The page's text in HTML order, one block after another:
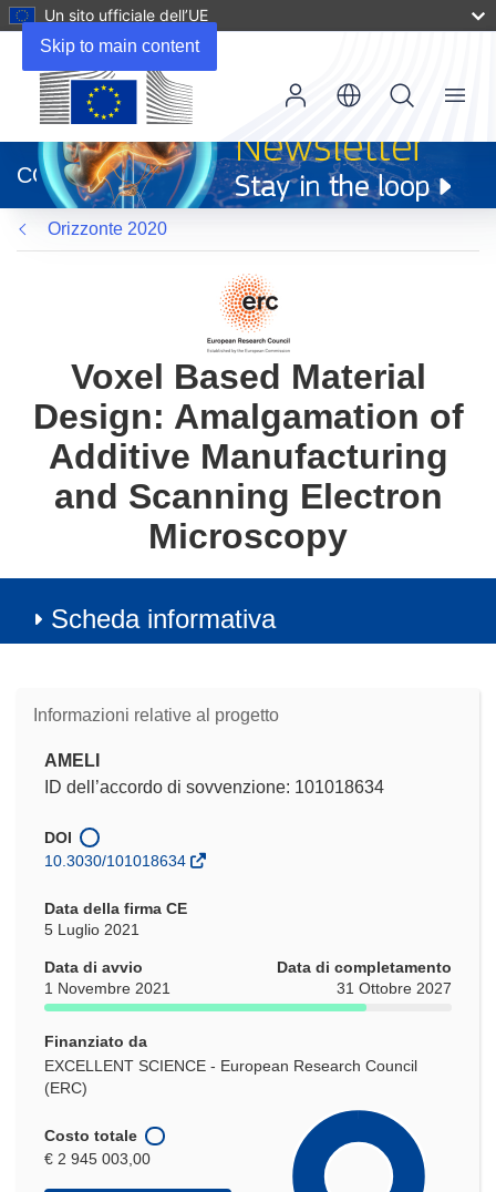
Skip to main content
Un sito ufficiale dell’UE
apre
in
una
nuova
finestra)
CORDIS
Menu
Orizzonte 2020
Voxel Based Material
Design: Amalgamation of
Additive Manufacturing
and Scanning Electron
Microscopy
Scheda informativa
Informazioni relative al progetto
AMELI
ID dell’accordo di sovvenzione: 101018634
DOI
10.3030/101018634
Data della firma CE
5 Luglio 2021
Data di avvio
1 Novembre 2021
Data di completamento
31 Ottobre 2027
Finanziato da
EXCELLENT SCIENCE - European Research Council
(ERC)
Costo totale
€ 2 945 003,00